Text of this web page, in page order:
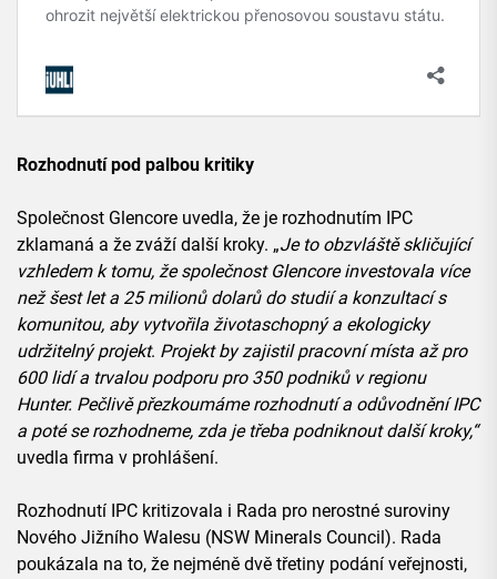
Rozhodnutí pod palbou kritiky
Společnost Glencore uvedla, že je rozhodnutím IPC
zklamaná a že zváží další kroky. „Je to obzvláště skličující
vzhledem k tomu, že společnost Glencore investovala více
než šest let a 25 milionů dolarů do studií a konzultací s
komunitou, aby vytvořila životaschopný a ekologicky
udržitelný projekt. Projekt by zajistil pracovní místa až pro
600 lidí a trvalou podporu pro 350 podniků v regionu
Hunter. Pečlivě přezkoumáme rozhodnutí a odůvodnění IPC
a poté se rozhodneme, zda je třeba podniknout další kroky,“
uvedla firma v prohlášení.
Rozhodnutí IPC kritizovala i Rada pro nerostné suroviny
Nového Jižního Walesu (NSW Minerals Council). Rada
poukázala na to, že nejméně dvě třetiny podání veřejnosti,